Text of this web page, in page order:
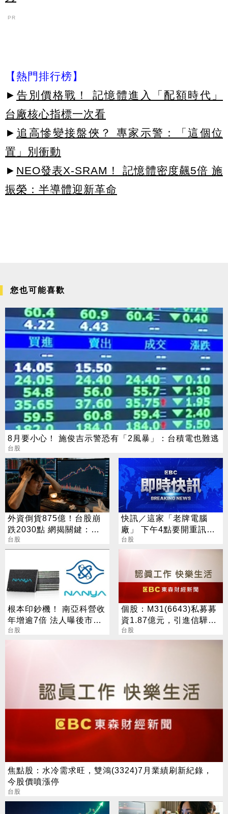
PR
【熱門排行榜】
► 告別價格戰！ 記憶體進入「配額時代」
台廠核心指標一次看
► 追高慘變接盤俠？ 專家示警：「這個位
置」別衝動
► NEO發表X-SRAM！ 記憶體密度飆5倍 施
振榮：半導體迎新革命
您也可能喜歡
8月要小心！ 施俊吉示警恐有「2風暴」：台積電也難逃
台股
外資倒貨875億！台股崩
跌2030點 網揭關鍵：沒
人接
台股
快訊／這家「老牌電腦
廠」 下午4點要開重訊記
者會
台股
根本印鈔機！ 南亞科營收
年增逾7倍 法人曝後市觀
察4指標
台股
個股：M31(6643)私募募
資1.87億元，引進信驊為
策略性投資人
台股
焦點股：水冷需求旺，雙鴻(3324)7月業績刷新紀錄，
今股價噴漲停
台股